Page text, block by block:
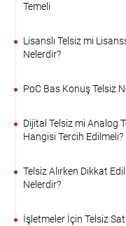
Temeli
Lisanslı Telsiz mi
Nelerdir?
PoC Bas Konuş Telsiz
Dijital Telsiz mi Analog
Hangisi Tercih Edilmeli?
Telsiz Alırken Dikkat
Nelerdir?
İşletmeler İçin Telsiz